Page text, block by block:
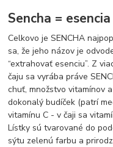
Sencha =
Celkovo je SENCHA
sa, že jeho názov je
“extrahovať esenciu”. Z
čaju sa vyrába práve
chuť, množstvo vitamínov
dokonalý budíček (patrí
vitamínu C - v čaji sa
Lístky sú tvarované do
sýtu zelenú farbu a